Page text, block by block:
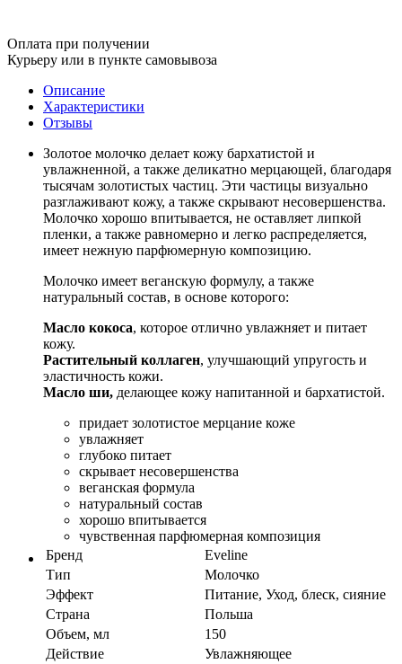
Оплата при получении
Курьеру или в пункте самовывоза
Описание
Характеристики
Отзывы
Золотое молочко делает кожу бархатистой и
увлажненной, а также деликатно мерцающей, благодаря
тысячам золотистых частиц. Эти частицы визуально
разглаживают кожу, а также скрывают несовершенства.
Молочко хорошо впитывается, не оставляет липкой
пленки, а также равномерно и легко распределяется,
имеет нежную парфюмерную композицию.
Молочко имеет веганскую формулу, а также
натуральный состав, в основе которого:
Масло кокоса, которое отлично увлажняет и питает
кожу.
Растительный коллаген, улучшающий упругость и
эластичность кожи.
Масло ши, делающее кожу напитанной и бархатистой.
придает золотистое мерцание коже
увлажняет
глубоко питает
скрывает несовершенства
веганская формула
натуральный состав
хорошо впитывается
чувственная парфюмерная композиция
Бренд
Eveline
Тип
Молочко
Эффект
Питание, Уход, блеск, сияние
Страна
Польша
Объем, мл
150
Действие
Увлажняющее